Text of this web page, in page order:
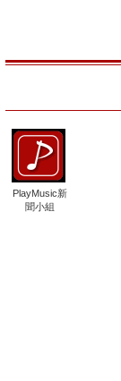
PlayMusic新
聞小組